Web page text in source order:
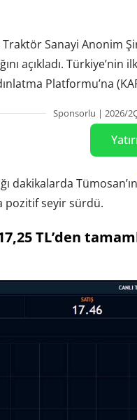
Sanayi Anonim
açıkladı.
Platformu’na
Sponsorlu | 2026/
dakikalarda Tümosan’ın
pozitif seyir sürdü.
TL’den